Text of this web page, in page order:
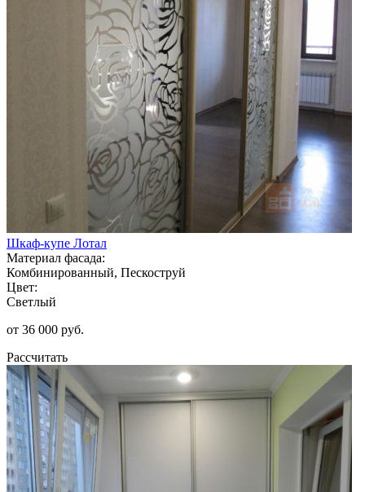
Шкаф-купе Лотал
Материал фасада:
Комбинированный, Пескоструй
Цвет:
Светлый
от 36 000 руб.
Рассчитать